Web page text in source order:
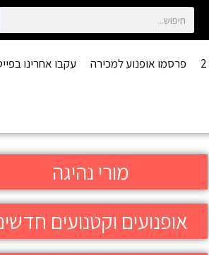
פרסמו אופנוע למכירה עקבו אחרינו
מורי נהיגה
אופנועים וקטנועים